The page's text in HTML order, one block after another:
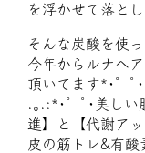
を浮かせて落と
そんな炭酸を使
今年からルナヘ
頂いてます*･
.｡.:*･゜ﾟ･美しい
進】と【代謝ア
皮の筋トレ&有